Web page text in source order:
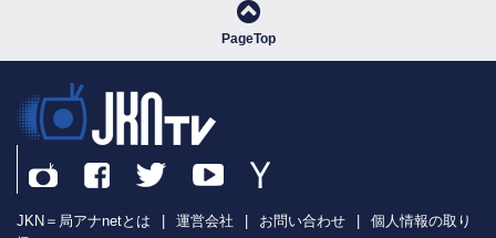
PageTop
JKN＝局アナnetとは 運営会社 お問い合わせ
個人情報の取り